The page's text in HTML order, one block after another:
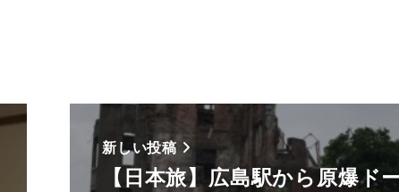
新しい投稿
【日本旅】広島駅から原爆ド